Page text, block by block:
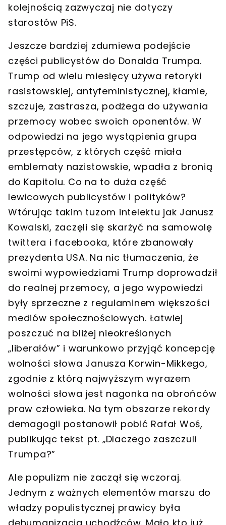
kolejnością zazwyczaj nie dotyczy
starostów PiS.
Jeszcze bardziej zdumiewa podejście
części publicystów do Donalda Trumpa.
Trump od wielu miesięcy używa retoryki
rasistowskiej, antyfeministycznej, kłamie,
szczuje, zastrasza, podżega do używania
przemocy wobec swoich oponentów. W
odpowiedzi na jego wystąpienia grupa
przestępców, z których część miała
emblematy nazistowskie, wpadła z bronią
do Kapitolu. Co na to duża część
lewicowych publicystów i polityków?
Wtórując takim tuzom intelektu jak Janusz
Kowalski, zaczęli się skarżyć na samowolę
twittera i facebooka, które zbanowały
prezydenta USA. Na nic tłumaczenia, że
swoimi wypowiedziami Trump doprowadził
do realnej przemocy, a jego wypowiedzi
były sprzeczne z regulaminem większości
mediów społecznościowych. Łatwiej
poszczuć na bliżej nieokreślonych
„liberałów” i warunkowo przyjąć koncepcję
wolności słowa Janusza Korwin-Mikkego,
zgodnie z którą najwyższym wyrazem
wolności słowa jest nagonka na obrońców
praw człowieka. Na tym obszarze rekordy
demagogii postanowił pobić Rafał Woś,
publikując tekst pt. „Dlaczego zaszczuli
Trumpa?”
Ale populizm nie zaczął się wczoraj.
Jednym z ważnych elementów marszu do
władzy populistycznej prawicy była